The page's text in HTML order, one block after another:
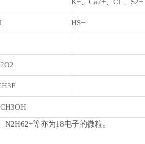
HS−
等亦为18电子的微粒。